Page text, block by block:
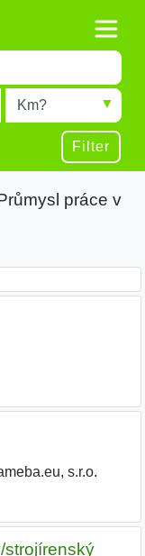
Radius
Filter
práce v
s.r.o.
strojírenský